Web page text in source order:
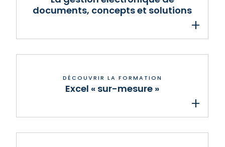
documents, concepts et solutions
Excel « sur-mesure »